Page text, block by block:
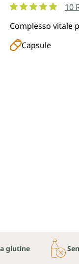
10
Complesso vitale
Capsule
glutine